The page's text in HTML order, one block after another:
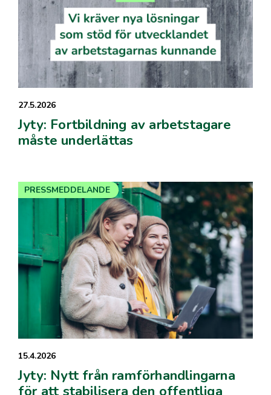
27.5.2026
Jyty: Fortbildning av arbetstagare
måste underlättas
15.4.2026
Jyty: Nytt från ramförhandlingarna
för att stabilisera den offentliga
PRESSMEDDELANDE